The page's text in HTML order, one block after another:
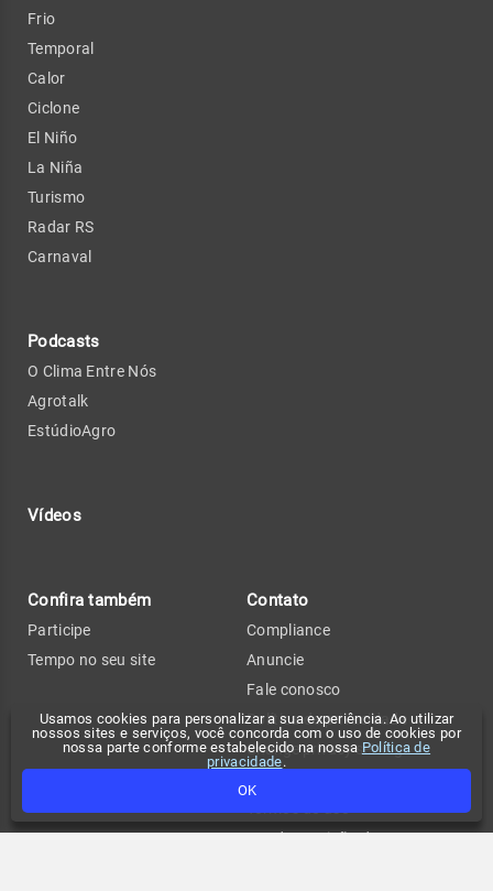
Usamos cookies para personalizar a sua experiência. Ao utilizar
nossos sites e serviços, você concorda com o uso de cookies por
nossa parte conforme estabelecido na nossa Política de
privacidade.
OK
Frio
Temporal
Calor
Ciclone
El Niño
La Niña
Turismo
Radar RS
Carnaval
Podcasts
O Clima Entre Nós
Agrotalk
EstúdioAgro
Vídeos
Confira também
Participe
Tempo no seu site
Contato
Compliance
Anuncie
Fale conosco
Política de privacidade
Change privacy settings
API de previsão de tempo